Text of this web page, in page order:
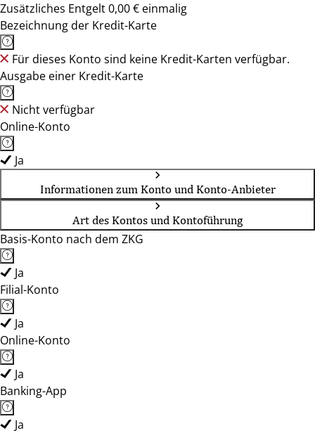
Zusätzliches Entgelt 0,00 € einmalig
Bezeichnung der Kredit-Karte
Für dieses Konto sind keine Kredit-Karten verfügbar.
Ausgabe einer Kredit-Karte
Nicht verfügbar
Online-Konto
Ja
Informationen zum Konto und Konto-Anbieter
Art des Kontos und Kontoführung
Basis-Konto nach dem ZKG
Ja
Filial-Konto
Ja
Online-Konto
Ja
Banking-App
Ja